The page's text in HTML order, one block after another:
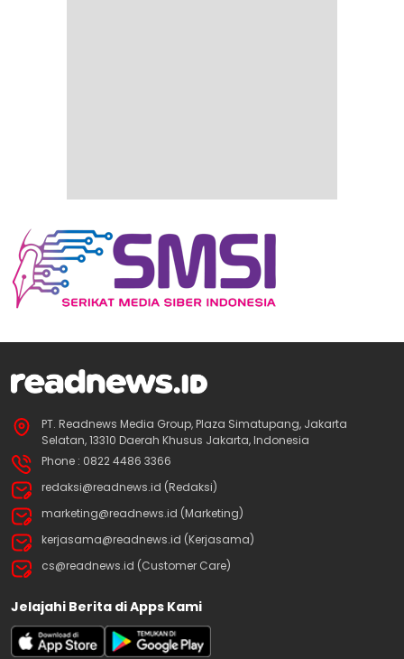
PT. Readnews Media Group, Plaza Simatupang, Jakarta
Selatan, 13310 Daerah Khusus Jakarta, Indonesia
Phone : 0822 4486 3366
redaksi@readnews.id (Redaksi)
marketing@readnews.id (Marketing)
kerjasama@readnews.id (Kerjasama)
cs@readnews.id (Customer Care)
Jelajahi Berita di Apps Kami